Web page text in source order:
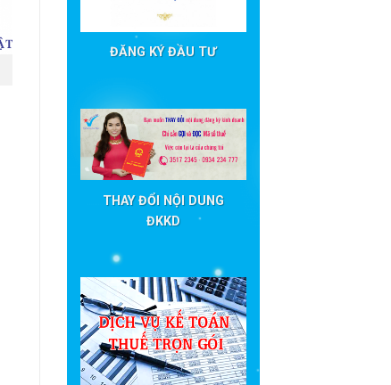
ĐĂNG KÝ ĐẦU TƯ
THAY ĐỔI NỘI DUNG
ĐKKD